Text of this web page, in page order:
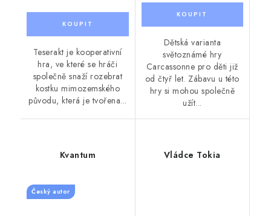
Teserakt je kooperativní
hra, ve které se hráči
společně snaží rozebrat
kostku mimozemského
původu, která je tvořena...
Dětská varianta
světoznámé hry
Carcassonne pro děti již
od čtyř let. Zábavu u této
hry si mohou společně
užít...
Kvantum
Český autor
Vládce Tokia